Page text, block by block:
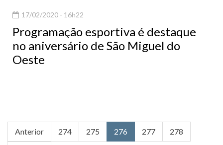
17/02/2020 - 16h22
Programação esportiva é destaque
no aniversário de São Miguel do
Oeste
Anterior 274 275 276 277 278